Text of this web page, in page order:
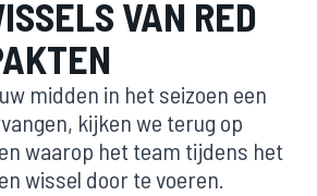
VAN RED
midden in het seizoen een
kijken we terug op
waarop het team tijdens het
wissel door te voeren.